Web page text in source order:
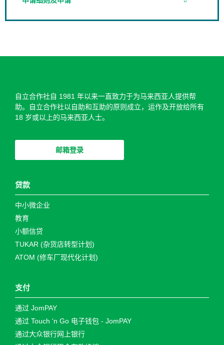
自立合作社自 1981 年以来一直致力于为马来西亚人提供帮
助。自立合作社以自助和​​互助的原则成立，运作及开放给所有
18 岁或以上的马来西亚人士。
邮箱登录
贷款
中小微企业
教育
小额信贷
TUKAR (杂货店转型计划)
ATOM (修车厂现代化计划)
支付
通过 JomPAY
通过 Touch 'n Go 电子钱包 - JomPAY
通过大众银行网上银行